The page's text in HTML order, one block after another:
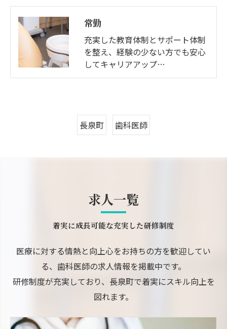
常勤
充実した教育体制とサポート体制
を整え、経験の少ない方でも安心
してキャリアアップ…
長泉町 歯科医師
求人一覧
着実に成長可能な充実した研修制度
医療に対する情熱と向上心をお持ちの方を歓迎してい
る、歯科医師の求人情報を掲載中です。
研修制度が充実しており、長泉町で着実にスキル向上を
図れます。